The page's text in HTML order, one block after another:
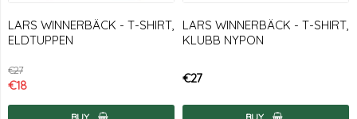
LARS WINNERBÄCK - T-SHIRT,
ELDTUPPEN
€27
€18
LARS WINNERBÄCK - T-SHIRT,
KLUBB NYPON
€27